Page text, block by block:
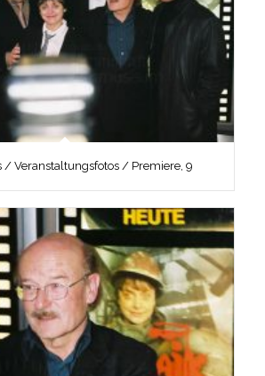
/ Veranstaltungsfotos / Premiere, 9